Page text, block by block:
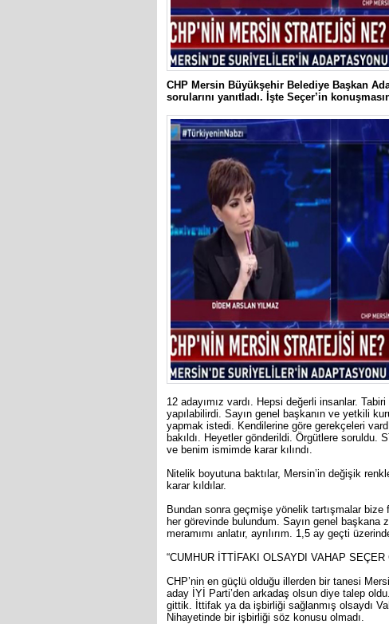
CHP Mersin Büyükşehir Belediye Başkan
sorularını yanıtladı. İşte Seçer’in
12 adayımız vardı. Hepsi değerli insanlar.
yapılabilirdi. Sayın genel başkanın ve yetkili
yapmak istedi. Kendilerine göre gerekçeleri
bakıldı. Heyetler gönderildi. Örgütlere soruldu.
ve benim ismimde karar kılındı.
Nitelik boyutuna baktılar, Mersin’in değişik
karar kıldılar.
Bundan sonra geçmişe yönelik tartışmalar bize
her görevinde bulundum. Sayın genel başkana
meramımı anlatır, ayrılırım. 1,5 ay geçti
“CUMHUR İTTİFAKI OLSAYDI VAHAP SEÇER
CHP’nin en güçlü olduğu illerden bir tanesi
aday İYİ Parti’den arkadaş olsun diye talep
gittik. İttifak ya da işbirliği sağlanmış olsaydı
Nihayetinde bir işbirliği söz konusu olmadı.